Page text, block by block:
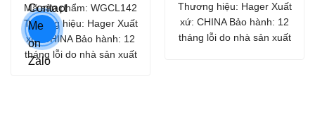
Mã sản phẩm: WGCL142
Thương hiệu: Hager Xuất
xứ: CHINA Bảo hành: 12
tháng lỗi do nhà sản xuất
Thương hiệu: Hager Xuất
xứ: CHINA Bảo hành: 12
tháng lỗi do nhà sản xuất